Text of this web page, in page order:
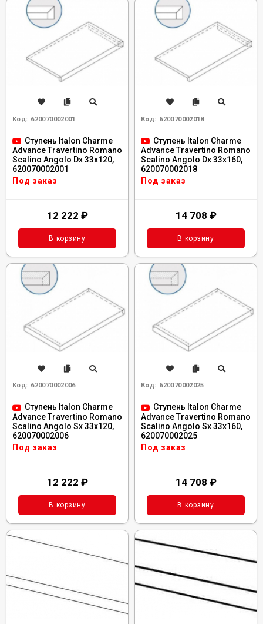
Код: 620070002001
Ступень Italon Charme
Advance Travertino Romano
Scalino Angolo Dx 33x120,
620070002001
Под заказ
12 222 ₽
В корзину
Код: 620070002018
Ступень Italon Charme
Advance Travertino Romano
Scalino Angolo Dx 33x160,
620070002018
Под заказ
14 708 ₽
В корзину
Код: 620070002006
Ступень Italon Charme
Advance Travertino Romano
Scalino Angolo Sx 33x120,
620070002006
Под заказ
12 222 ₽
В корзину
Код: 620070002025
Ступень Italon Charme
Advance Travertino Romano
Scalino Angolo Sx 33x160,
620070002025
Под заказ
14 708 ₽
В корзину